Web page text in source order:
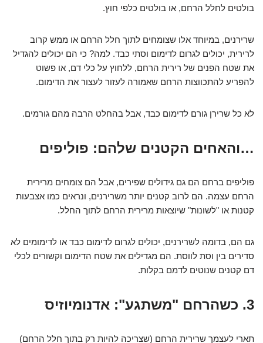
בולטים לחלל הרחם, או בולטים כלפי חוץ.
שרירנים, במיוחד אלו שצומחים לתוך חלל הרחם או ממש קרוב
לרירית, יכולים לגרום לדימום וסתי כבד. למה? כי הם יכולים להגדיל
את שטח הפנים של רירית הרחם, ללחוץ על כלי דם, או פשוט
להפריע להתכווצות הרחם שאמורה לעזור לעצור את הדימום.
לא כל שרירן גורם לדימום כבד, אבל בהחלט הרבה מהם גורמים.
…והאחים הקטנים שלהם: פוליפים
פוליפים ברחם הם גם גידולים שפירים, אבל הם צומחים מרירית
הרחם עצמה. הם לרוב קטנים יותר משרירנים, ונראים כמו אצבעות
קטנות או "לשונות" שיוצאות מרירית הרחם לתוך החלל.
גם הם, בדומה לשרירנים, יכולים לגרום לדימום כבד או לדימומים לא
סדירים בין וסת לווסת. הם מגדילים את שטח הדימום וקשורים לכלי
דם קטנים שנוטים לדמם בקלות.
3. כשהרחם "משתגע": אדנומיוזיס
תארי לעצמך שרירית הרחם (שצריכה להיות רק בתוך חלל הרחם)